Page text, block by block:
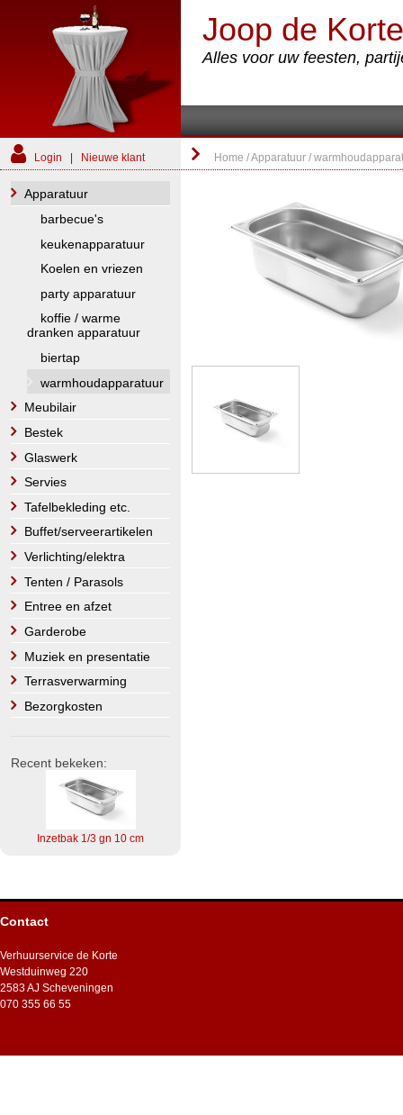
Joop de
Alles voor uw feesten,
Login Nieuwe klant Home /Apparatuur /
Apparatuur
barbecue's
keukenapparatuur
Koelen en vriezen
party apparatuur
koffie / warme
dranken apparatuur
biertap
warmhoudapparatuur
Meubilair
Bestek
Glaswerk
Servies
Tafelbekleding etc.
Buffet/serveerartikelen
Verlichting/elektra
Tenten / Parasols
Entree en afzet
Garderobe
Muziek en presentatie
Terrasverwarming
Bezorgkosten
Recent bekeken:
Inzetbak 1/3 gn 10 cm
Contact
Verhuurservice de Korte
Westduinweg 220
2583 AJ Scheveningen
070 355 66 55